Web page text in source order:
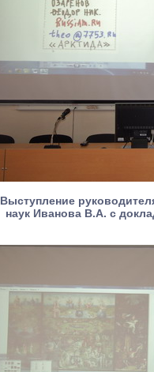
Выступление
наук Иванова В.А. с